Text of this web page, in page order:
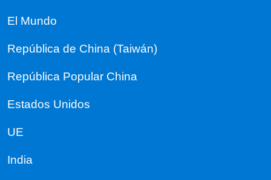
El Mundo
República de China (Taiwán)
República Popular China
Estados Unidos
UE
India